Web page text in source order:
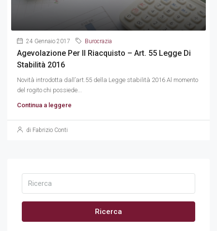
24 Gennaio 2017 Burocrazia
Agevolazione Per Il Riacquisto – Art. 55 Legge Di
Stabilità 2016
Novità introdotta dall’art.55 della Legge stabilità 2016 Al momento
del rogito chi possiede...
Continua a leggere
di Fabrizio Conti
Ricerca